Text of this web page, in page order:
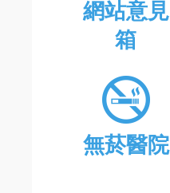
網站意見
箱
無菸醫院